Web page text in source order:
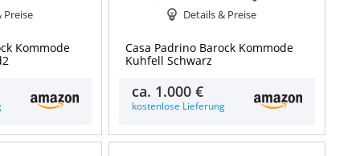
Preise
Kommode
Details & Preise
Casa Padrino Barock Kommode
Kuhfell Schwarz
ca. 1.000 €
kostenlose Lieferung